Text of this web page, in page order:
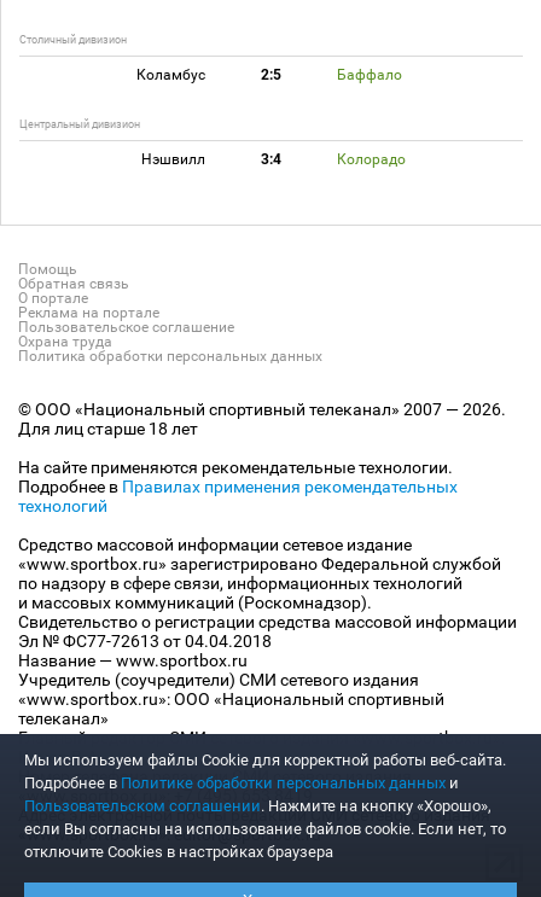
Столичный дивизион
Коламбус 2:5 Баффало
Центральный дивизион
Нэшвилл 3:4 Колорадо
Помощь
Обратная связь
О портале
Реклама на портале
Пользовательское соглашение
Охрана труда
Политика обработки персональных данных
© ООО «Национальный спортивный телеканал» 2007 — 2026.
Для лиц старше 18 лет
На сайте применяются рекомендательные технологии.
Подробнее в Правилах применения рекомендательных
технологий
Средство массовой информации сетевое издание
«www.sportbox.ru» зарегистрировано Федеральной службой
по надзору в сфере связи, информационных технологий
и массовых коммуникаций (Роскомнадзор).
Свидетельство о регистрации средства массовой информации
Эл № ФС77-72613 от 04.04.2018
Название — www.sportbox.ru
Учредитель (соучредители) СМИ сетевого издания
«www.sportbox.ru»: ООО «Национальный спортивный
телеканал»
Главный редактор СМИ сетевого издания «www.sportbox.ru»:
Конов В.А.
Номер телефона редакции СМИ сетевого издания
«www.sportbox.ru»: +7 (495) 653 8419
Адрес электронной почты редакции СМИ сетевого издания
«www.sportbox.ru»: editor@sportbox.ru
Мы используем файлы Сookie для корректной работы веб-сайта.
Подробнее в Политике обработки персональных данных и
Пользовательском соглашении. Нажмите на кнопку «Хорошо»,
если Вы согласны на использование файлов cookie. Если нет, то
отключите Cookies в настройках браузера